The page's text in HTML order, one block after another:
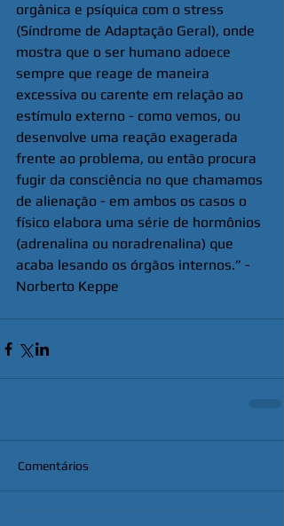
orgânica e psíquica com o stress
(Síndrome de Adaptação Geral), onde
mostra que o ser humano adoece
sempre que reage de maneira
excessiva ou carente em relação ao
estímulo externo - como vemos, ou
desenvolve uma reação exagerada
frente ao problema, ou então procura
fugir da consciência no que chamamos
de alienação - em ambos os casos o
físico elabora uma série de hormônios
(adrenalina ou noradrenalina) que
acaba lesando os órgãos internos.” -
Norberto Keppe
Comentários